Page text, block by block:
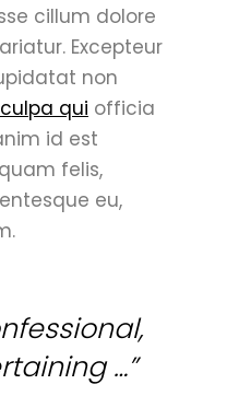
cillum dolore
Excepteur
non
qui officia
id est
felis,
eu,
…”